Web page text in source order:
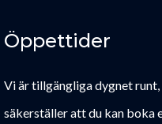
Öppettider
Vi är tillgängliga dygnet
säkerställer att du kan boka